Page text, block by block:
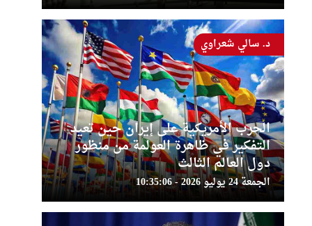
الحرب الأمريكية على إيران حين تعيد
التفكير في ظاهرة العولمة من منظور
دول العالم الثالث
الجمعة 24 يوليو 2026 - 10:35:06
د. سالي شعراوي